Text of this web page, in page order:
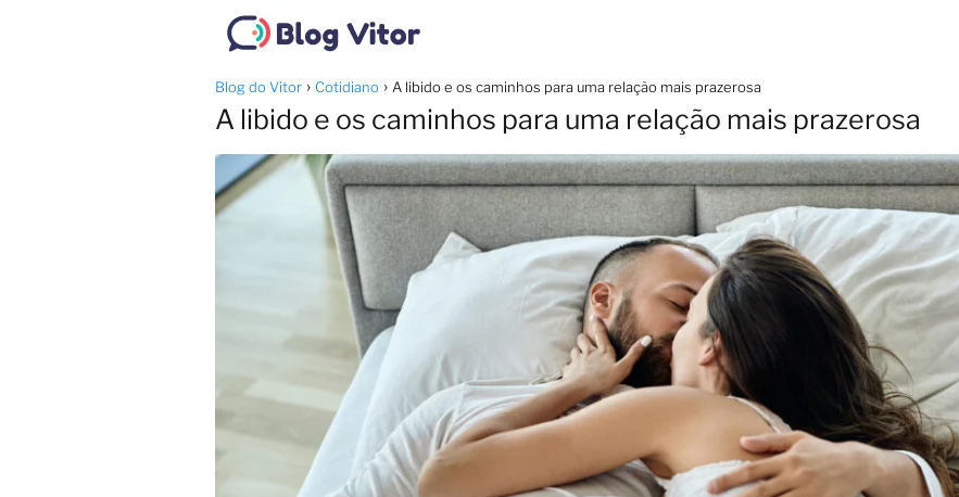
Blog do Vitor Cotidiano A libido e os caminhos para uma relação mais prazerosa
A libido e os caminhos para uma relação mais prazerosa